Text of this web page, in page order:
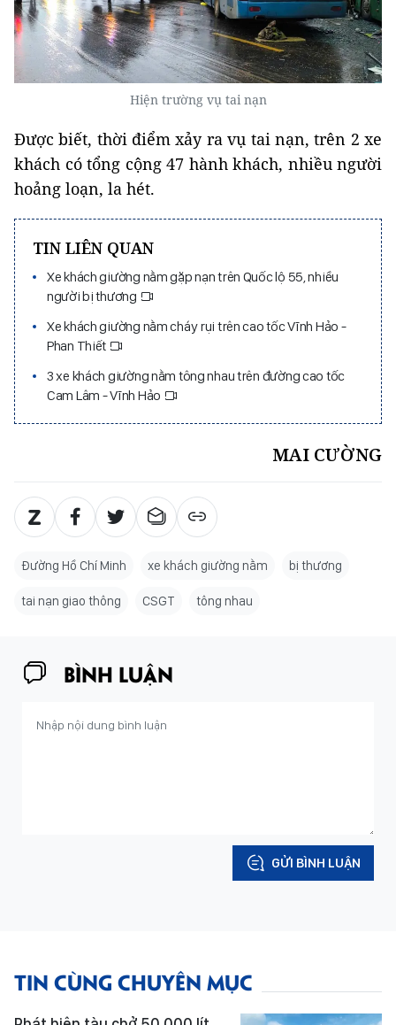
Hiện trường vụ tai nạn
Được biết, thời điểm xảy ra vụ tai nạn, trên 2 xe
khách có tổng cộng 47 hành khách, nhiều người
hoảng loạn, la hét.
TIN LIÊN QUAN
Xe khách giường nằm gặp nạn trên Quốc lộ 55, nhiều
người bị thương
Xe khách giường nằm cháy rụi trên cao tốc Vĩnh Hảo -
Phan Thiết
3 xe khách giường nằm tông nhau trên đường cao tốc
Cam Lâm - Vĩnh Hảo
MAI CƯỜNG
Đường Hồ Chí Minh xe khách giường nằm bị thương
tai nạn giao thông CSGT tông nhau
BÌNH LUẬN
GỬI BÌNH LUẬN
TIN CÙNG CHUYÊN MỤC